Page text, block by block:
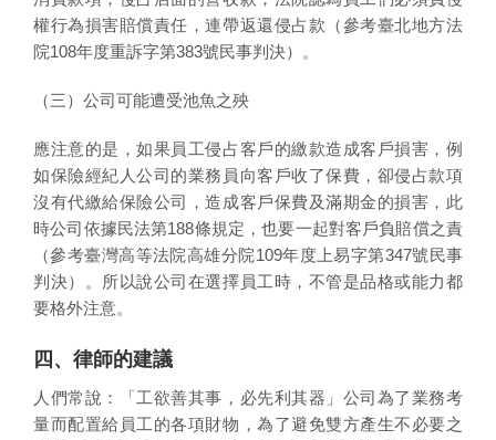
權行為損害賠償責任，連帶返還侵占款（參考臺北地方法
院108年度重訴字第383號民事判決）。
（三）公司可能遭受池魚之殃
應注意的是，如果員工侵占客戶的繳款造成客戶損害，例
如保險經紀人公司的業務員向客戶收了保費，卻侵占款項
沒有代繳給保險公司，造成客戶保費及滿期金的損害，此
時公司依據民法第188條規定，也要一起對客戶負賠償之責
（參考臺灣高等法院高雄分院109年度上易字第347號民事
判決）。所以說公司在選擇員工時，不管是品格或能力都
要格外注意。
四、律師的建議
人們常說：「工欲善其事，必先利其器」公司為了業務考
量而配置給員工的各項財物，為了避免雙方產生不必要之